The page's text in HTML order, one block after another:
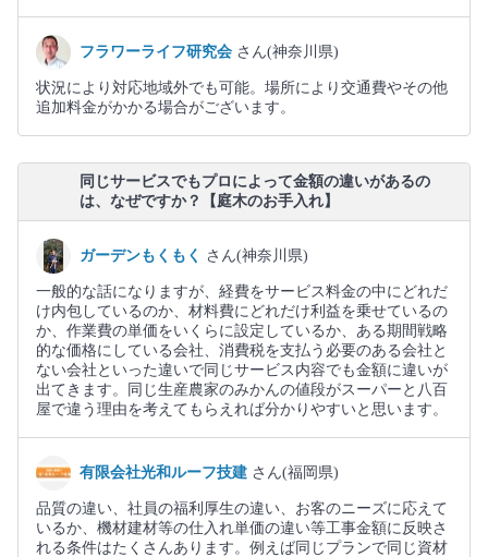
フラワーライフ研究会 さん(神奈川県)
状況により対応地域外でも可能。場所により交通費やその他
追加料金がかかる場合がございます。
同じサービスでもプロによって金額の違いがあるの
は、なぜですか？【庭木のお手入れ】
ガーデンもくもく さん(神奈川県)
一般的な話になりますが、経費をサービス料金の中にどれだ
け内包しているのか、材料費にどれだけ利益を乗せているの
か、作業費の単価をいくらに設定しているか、ある期間戦略
的な価格にしている会社、消費税を支払う必要のある会社と
ない会社といった違いで同じサービス内容でも金額に違いが
出てきます。同じ生産農家のみかんの値段がスーパーと八百
屋で違う理由を考えてもらえれば分かりやすいと思います。
有限会社光和ルーフ技建 さん(福岡県)
品質の違い、社員の福利厚生の違い、お客のニーズに応えて
いるか、機材建材等の仕入れ単価の違い等工事金額に反映さ
れる条件はたくさんあります。例えば同じプランで同じ資材